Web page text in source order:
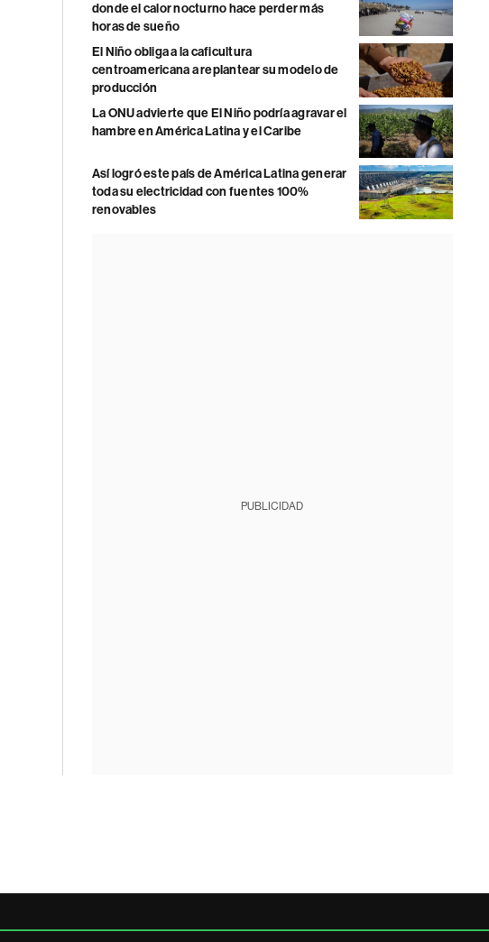
donde el calor nocturno hace perder más
horas de sueño
El Niño obliga a la caficultura
centroamericana a replantear su modelo de
producción
La ONU advierte que El Niño podría agravar el
hambre en América Latina y el Caribe
Así logró este país de América Latina generar
toda su electricidad con fuentes 100%
renovables
PUBLICIDAD